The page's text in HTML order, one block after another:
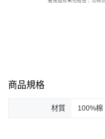
商品規格
材質 100%棉